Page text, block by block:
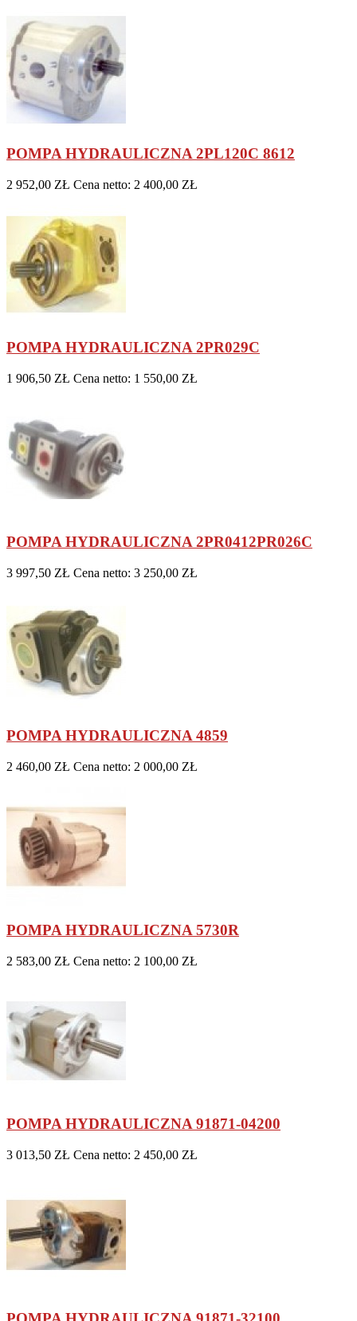
POMPA HYDRAULICZNA 2PL120C 8612
2 952,00 ZŁ Cena netto: 2 400,00 ZŁ
POMPA HYDRAULICZNA 2PR029C
1 906,50 ZŁ Cena netto: 1 550,00 ZŁ
POMPA HYDRAULICZNA 2PR0412PR026C
3 997,50 ZŁ Cena netto: 3 250,00 ZŁ
POMPA HYDRAULICZNA 4859
2 460,00 ZŁ Cena netto: 2 000,00 ZŁ
POMPA HYDRAULICZNA 5730R
2 583,00 ZŁ Cena netto: 2 100,00 ZŁ
POMPA HYDRAULICZNA 91871-04200
3 013,50 ZŁ Cena netto: 2 450,00 ZŁ